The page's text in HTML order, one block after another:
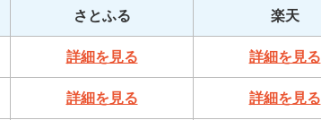
さとふる 楽天
詳細を見る 詳細を見る
詳細を見る 詳細を見る